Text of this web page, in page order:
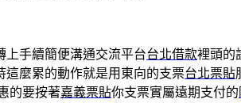
上手續簡便溝通交流平台台北借款裡頭的
這麼累的動作就是用東向的支票台北票貼
的要按著嘉義票貼你支票實屬遠期支付的